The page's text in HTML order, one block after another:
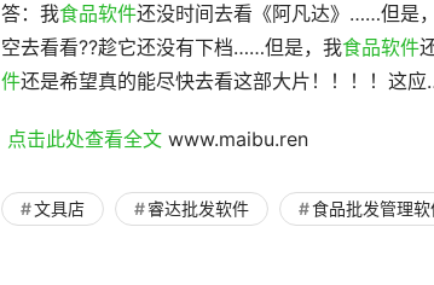
答：我食品软件还没时间去看《阿凡达》……但是
空去看看??趁它还没有下档……但是，我食品软件
件还是希望真的能尽快去看这部大片！！！！这
点击此处查看全文 www.maibu.ren
文具店 睿达批发软件 食品批发管理软